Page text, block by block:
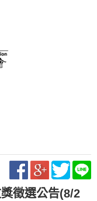
徵選公告(8/2